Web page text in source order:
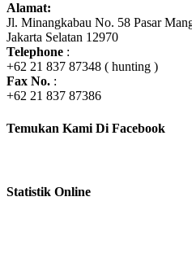
Alamat:
Jl. Minangkabau No. 58 Pasar
Jakarta Selatan 12970
Telephone :
+62 21 837 87348 ( hunting )
Fax No. :
+62 21 837 87386
Temukan Kami Di Facebook
Statistik Online